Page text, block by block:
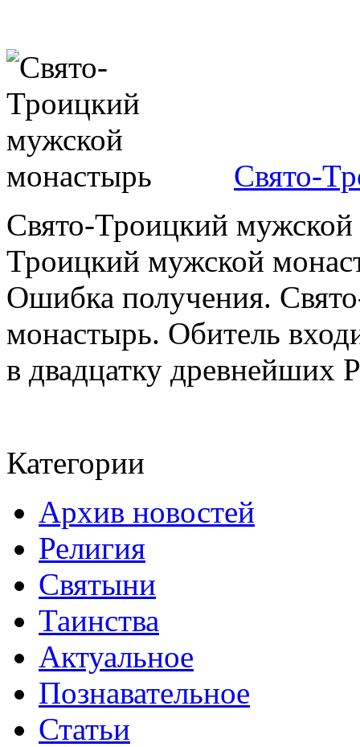
Свято-
Свято-Троицкий
Троицкий мужской
Ошибка получения.
монастырь. Обитель
в двадцатку древнейших
Категории
Архив новостей
Религия
Святыни
Таинства
Актуальное
Познавательное
Статьи